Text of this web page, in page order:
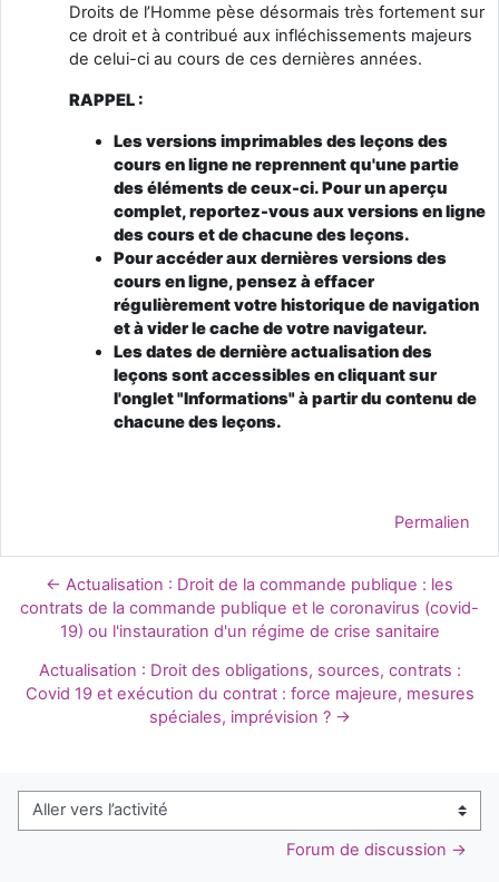
Droits de l’Homme pèse désormais très fortement sur
ce droit et à contribué aux infléchissements majeurs
de celui-ci au cours de ces dernières années.
RAPPEL :
Les versions imprimables des leçons des
cours en ligne ne reprennent qu'une partie
des éléments de ceux-ci. Pour un aperçu
complet, reportez-vous aux versions en ligne
des cours et de chacune des leçons.
Pour accéder aux dernières versions des
cours en ligne, pensez à effacer
régulièrement votre historique de navigation
et à vider le cache de votre navigateur.
Les dates de dernière actualisation des
leçons sont accessibles en cliquant sur
l'onglet "Informations" à partir du contenu de
chacune des leçons.
Permalien
← Actualisation : Droit de la commande publique : les
contrats de la commande publique et le coronavirus (covid-
19) ou l'instauration d'un régime de crise sanitaire
Actualisation : Droit des obligations, sources, contrats :
Covid 19 et exécution du contrat : force majeure, mesures
spéciales, imprévision ? →
Aller vers l’activité
Forum de discussion →